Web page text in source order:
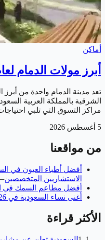
أماكن
أبرز مولات الدمام لعام
تعد مدينة الدمام واحدة من أبرز
الشرقية بالمملكة العربية
مراكز التسوق التي تلبي
5 أغسطس 2026
من مواقعنا
الاستشاريين المتخصصين
أفضل مطاعم السمك في
أغنى نساء السعودية في 2026
الأكثر قراءة